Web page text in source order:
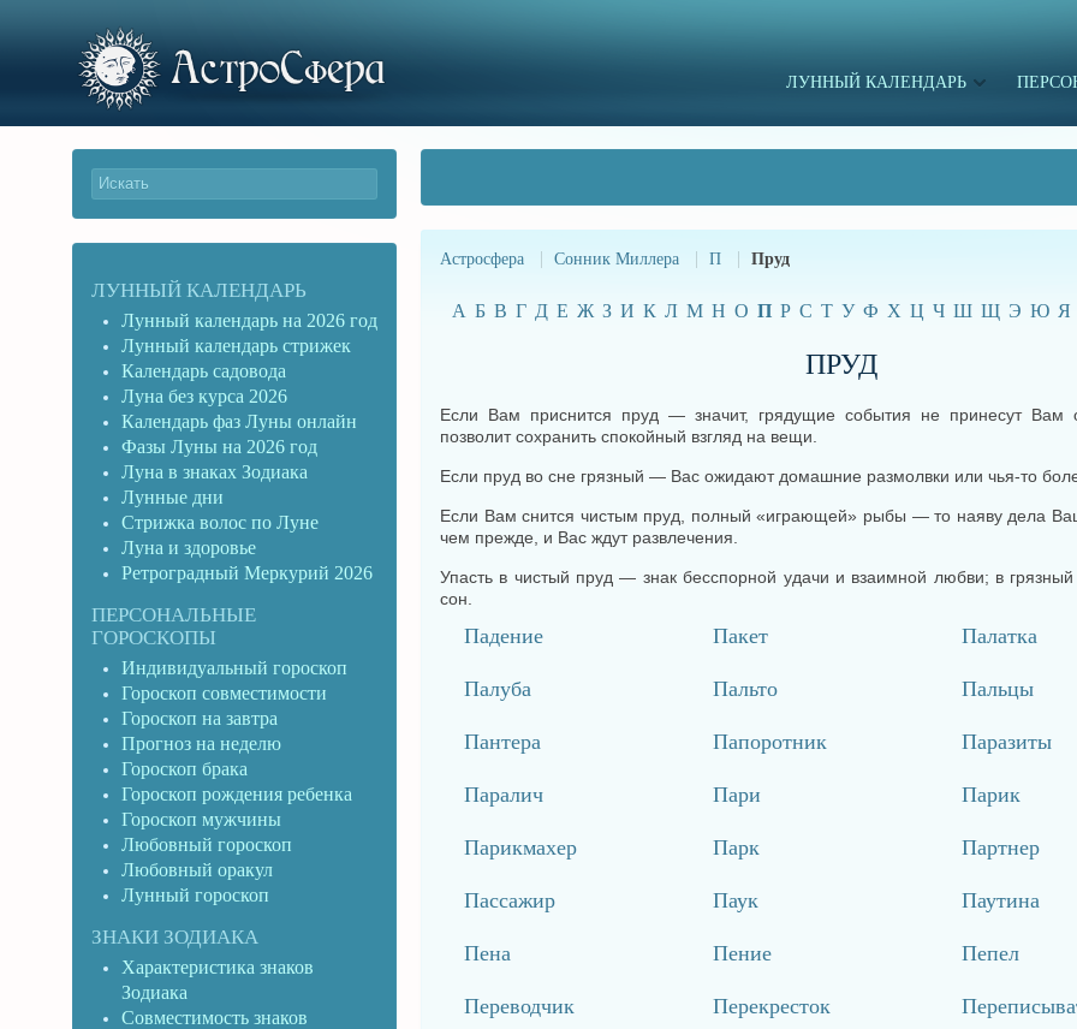
ЛУННЫЙ КАЛЕНДАРЬ
Астросфера Сонник Миллера П Пруд
А Б В Г Д Е Ж З И К Л М Н О П Р С Т У Ф Х Ц Ч Ш Щ Э Ю Я
ПРУД
Если Вам приснится пруд — значит, грядущие события не принесут Вам
позволит сохранить спокойный взгляд на вещи.
Если пруд во сне грязный — Вас ожидают домашние размолвки или чья-то
Если Вам снится чистым пруд, полный «играющей» рыбы — то наяву дела
чем прежде, и Вас ждут развлечения.
Упасть в чистый пруд — знак бесспорной удачи и взаимной любви; в
сон.
Падение Пакет Палатка
Палуба Пальто Пальцы
Пантера Папоротник Паразиты
Паралич Пари Парик
Парикмахер Парк Партнер
Пассажир Паук Паутина
Пена Пение Пепел
Переводчик Перекресток
ЛУННЫЙ КАЛЕНДАРЬ
Лунный календарь на 2026 год
Лунный календарь стрижек
Календарь садовода
Луна без курса 2026
Календарь фаз Луны онлайн
Фазы Луны на 2026 год
Луна в знаках Зодиака
Лунные дни
Стрижка волос по Луне
Луна и здоровье
Ретроградный Меркурий 2026
ПЕРСОНАЛЬНЫЕ
ГОРОСКОПЫ
Индивидуальный гороскоп
Гороскоп совместимости
Гороскоп на завтра
Прогноз на неделю
Гороскоп брака
Гороскоп рождения ребенка
Гороскоп мужчины
Любовный гороскоп
Любовный оракул
Лунный гороскоп
ЗНАКИ ЗОДИАКА
Характеристика знаков
Зодиака
Совместимость знаков